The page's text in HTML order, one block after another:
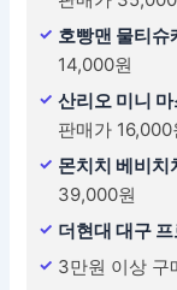
호빵맨 물티슈
14,000원
산리오 미니
판매가 16,000
몬치치 베비치
39,000원
더현대 대구
3만원 이상 구